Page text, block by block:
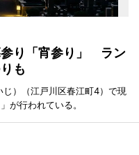
参り「宵参り」 ラン
も
）（江戸川区春江町4）で現
が行われている。